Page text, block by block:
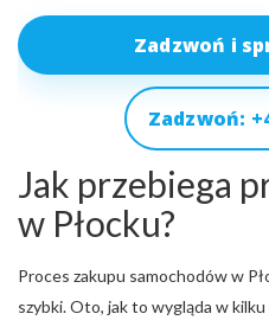
Zadzwoń i
Zadzwoń:
Jak przebiega
w Płocku?
Proces zakupu samochodów w
szybki. Oto, jak to wygląda w